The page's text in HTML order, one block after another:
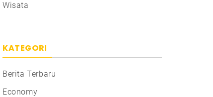
Wisata
KATEGORI
Berita Terbaru
Economy